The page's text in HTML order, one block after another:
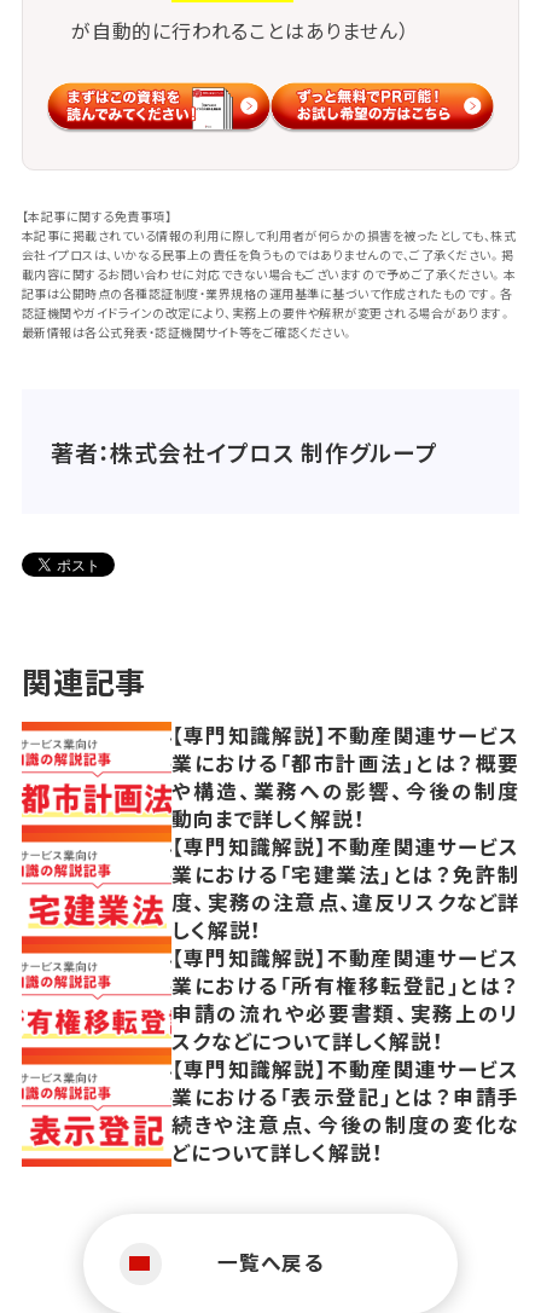
が自動的に行われることはありません）
【本記事に関する免責事項】
本記事に掲載されている情報の利用に際して利用者が何らかの損害を被ったとしても、株式
会社イプロスは、いかなる民事上の責任を負うものではありませんので、ご了承ください。掲
載内容に関するお問い合わせに対応できない場合もございますので予めご了承ください。本
記事は公開時点の各種認証制度・業界規格の運用基準に基づいて作成されたものです。各
認証機関やガイドラインの改定により、実務上の要件や解釈が変更される場合があります。
最新情報は各公式発表・認証機関サイト等をご確認ください。
著者：株式会社イプロス 制作グループ
関連記事
【専門知識解説】不動産関連サービス
業における「都市計画法」とは？概要
や構造、業務への影響、今後の制度
動向まで詳しく解説！
【専門知識解説】不動産関連サービス
業における「宅建業法」とは？免許制
度、実務の注意点、違反リスクなど詳
しく解説！
【専門知識解説】不動産関連サービス
業における「所有権移転登記」とは？
申請の流れや必要書類、実務上のリ
スクなどについて詳しく解説！
【専門知識解説】不動産関連サービス
業における「表示登記」とは？申請手
続きや注意点、今後の制度の変化な
どについて詳しく解説！
一覧へ戻る